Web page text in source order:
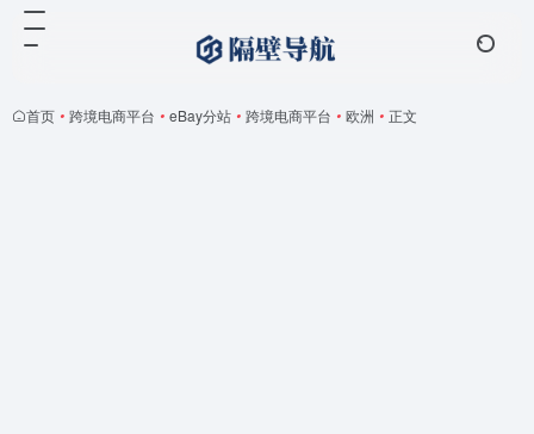
首页 • 跨境电商平台 • eBay分站 • 跨境电商平台 • 欧洲 • 正文